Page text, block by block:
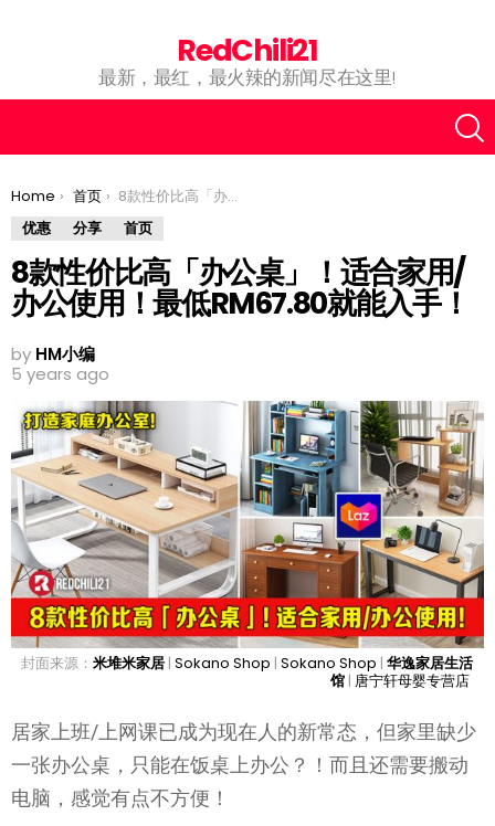
RedChili21
最新，最红，最火辣的新闻尽在这里!
You are here:
Home 首页
8款性价比高「办公桌」！适合家用/办公使用！最低RM67.80就能入手！
优惠
分享 首页
8款性价比高「办公桌」！适合家用/
办公使用！最低RM67.80就能入手！
by HM小编
5 years ago
封面来源： 米堆米家居 | Sokano Shop | Sokano Shop | 华逸家居生活
馆 | 唐宁轩母婴专营店
居家上班/上网课已成为现在人的新常态，但家里缺少
一张办公桌，只能在饭桌上办公？！而且还需要搬动
电脑，感觉有点不方便！